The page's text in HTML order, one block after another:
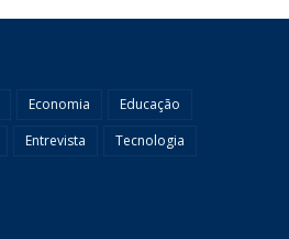
Economia
Educação
Entrevista Tecnologia